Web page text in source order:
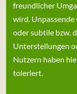
freundlicher
wird.
oder subtile bzw.
Unterstellungen
Nutzern haben
toleriert.